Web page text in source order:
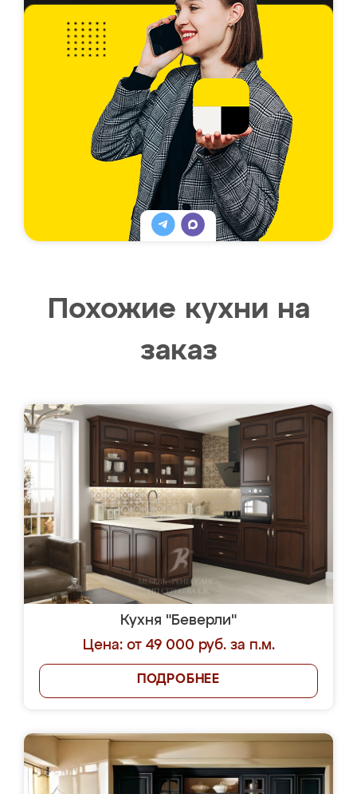
Похожие кухни на
заказ
Кухня "Беверли"
Цена: от 49 000 руб. за п.м.
ПОДРОБНЕЕ